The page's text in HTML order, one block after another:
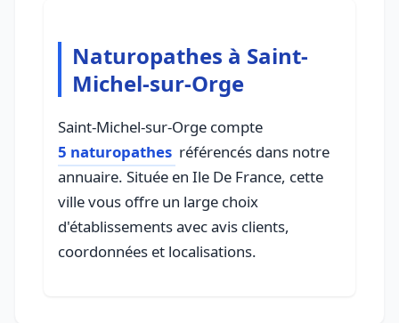
Naturopathes à Saint-
Michel-sur-Orge
Saint-Michel-sur-Orge compte
5 naturopathes référencés dans notre
annuaire. Située en Ile De France, cette
ville vous offre un large choix
d'établissements avec avis clients,
coordonnées et localisations.